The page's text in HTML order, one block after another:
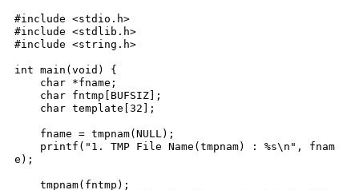
#include <stdio.h>
#include <stdlib.h>
#include <string.h>
int main(void) {
e);